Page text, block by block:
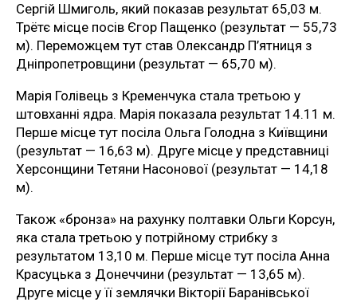
Сергій Шмиголь, який показав результат 65,03 м.
Трётє місце посів Єгор Пащенко (результат — 55,73
м). Переможцем тут став Олександр П’ятниця з
Дніпропетровщини (результат — 65,70 м).
Марія Голівець з Кременчука стала третьою у
штовханні ядра. Марія показала результат 14.11 м.
Перше місце тут посіла Ольга Голодна з Київщини
(результат — 16,63 м). Друге місце у представниці
Херсонщини Тетяни Насонової (результат — 14,18
м).
Також «бронза» на рахунку полтавки Ольги Корсун,
яка стала третьою у потрійному стрибку з
результатом 13,10 м. Перше місце тут посіла Анна
Красуцька з Донеччини (результат — 13,65 м).
Друге місце у її землячки Вікторії Баранівської